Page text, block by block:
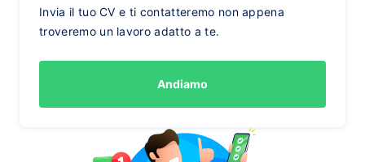
Invia il tuo CV e ti contatteremo non appena
troveremo un lavoro adatto a te.
Andiamo